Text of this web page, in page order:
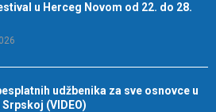
u Herceg Novom od 22. do 28.
udžbenika za sve osnovce u
Srpskoj (VIDEO)